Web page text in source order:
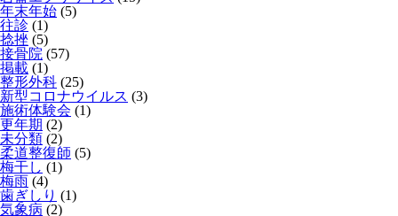
年末年始 (5)
往診 (1)
捻挫 (5)
接骨院 (57)
掲載 (1)
整形外科 (25)
新型コロナウイルス (3)
施術体験会 (1)
更年期 (2)
未分類 (2)
柔道整復師 (5)
梅干し (1)
梅雨 (4)
歯ぎしり (1)
気象病 (2)